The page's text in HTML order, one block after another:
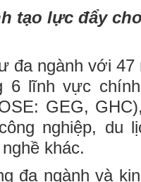
tạo lực đẩy
đa ngành với
6 lĩnh vực
GEG,
nghiệp, du
khác.
đa ngành và